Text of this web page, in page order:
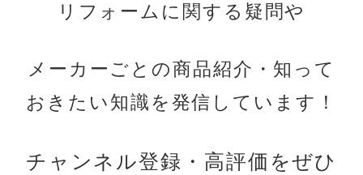
リフォームに関する疑問や
メーカーごとの商品紹介・知って
おきたい知識を発信しています！
チャンネル登録・高評価をぜひ